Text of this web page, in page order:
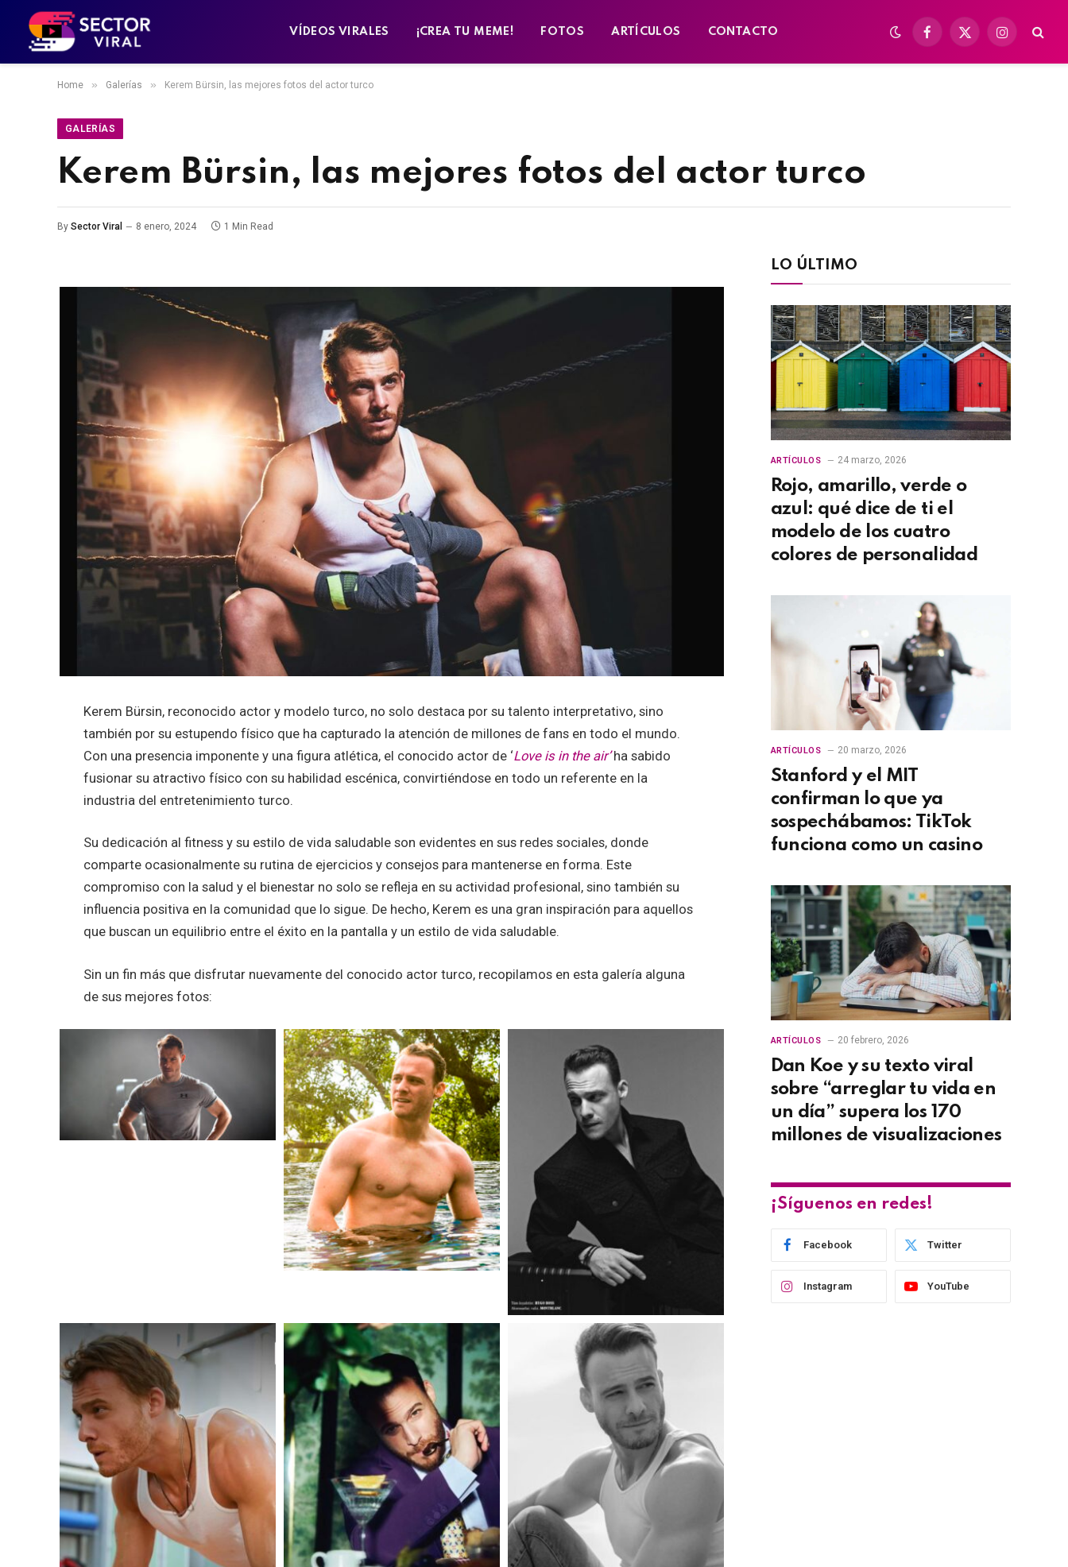
VÍDEOS VIRALES ¡CREA TU MEME! FOTOS ARTÍCULOS CONTACTO
Facebook
X
Instagram
Home » Galerías » Kerem Bürsin, las mejores fotos del actor turco
GALERÍAS
Kerem Bürsin, las mejores fotos del actor turco
By Sector Viral 8 enero, 2024 1 Min Read
Kerem Bürsin, reconocido actor y modelo turco, no solo destaca por su talento interpretativo, sino
también por su estupendo físico que ha capturado la atención de millones de fans en todo el mundo.
Con una presencia imponente y una figura atlética, el conocido actor de ‘Love is in the air’ha sabido
fusionar su atractivo físico con su habilidad escénica, convirtiéndose en todo un referente en la
industria del entretenimiento turco.
Su dedicación al fitness y su estilo de vida saludable son evidentes en sus redes sociales, donde
comparte ocasionalmente su rutina de ejercicios y consejos para mantenerse en forma. Este
compromiso con la salud y el bienestar no solo se refleja en su actividad profesional, sino también su
influencia positiva en la comunidad que lo sigue. De hecho, Kerem es una gran inspiración para aquellos
que buscan un equilibrio entre el éxito en la pantalla y un estilo de vida saludable.
Sin un fin más que disfrutar nuevamente del conocido actor turco, recopilamos en esta galería alguna
de sus mejores fotos:
LO ÚLTIMO
ARTÍCULOS 24 marzo, 2026
Rojo, amarillo, verde o
azul: qué dice de ti el
modelo de los cuatro
colores de personalidad
ARTÍCULOS 20 marzo, 2026
Stanford y el MIT
confirman lo que ya
sospechábamos: TikTok
funciona como un casino
ARTÍCULOS 20 febrero, 2026
Dan Koe y su texto viral
sobre “arreglar tu vida en
un día” supera los 170
millones de visualizaciones
¡Síguenos en redes!
Facebook Twitter
Instagram YouTube